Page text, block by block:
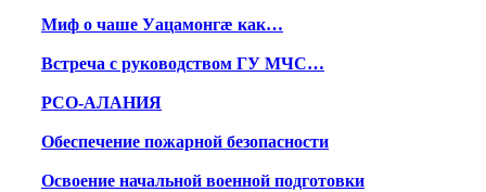
Миф о чаше Уацамонгæ как…
Встреча с руководством ГУ МЧС…
РСО-АЛАНИЯ
Обеспечение пожарной безопасности
Освоение начальной военной подготовки